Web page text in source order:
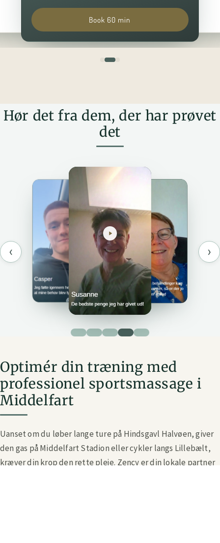
Book 60 min
Hør det fra dem, der har prøvet
det
‹ ›
Optimér din træning med
professionel sportsmassage i
Middelfart
Uanset om du løber lange ture på Hindsgavl Halvøen, giver
den gas på Middelfart Stadion eller cykler langs Lillebælt,
kræver din krop den rette pleje. Zency er din lokale partner